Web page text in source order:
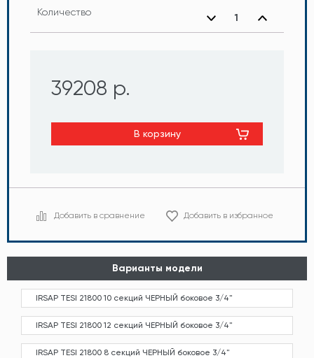
Количество
39208 р.
В корзину
Добавить в сравнение Добавить в избранное
Варианты модели
IRSAP TESI 21800 10 секций ЧЕРНЫЙ боковое 3/4"
IRSAP TESI 21800 12 секций ЧЕРНЫЙ боковое 3/4"
IRSAP TESI 21800 8 секций ЧЕРНЫЙ боковое 3/4"